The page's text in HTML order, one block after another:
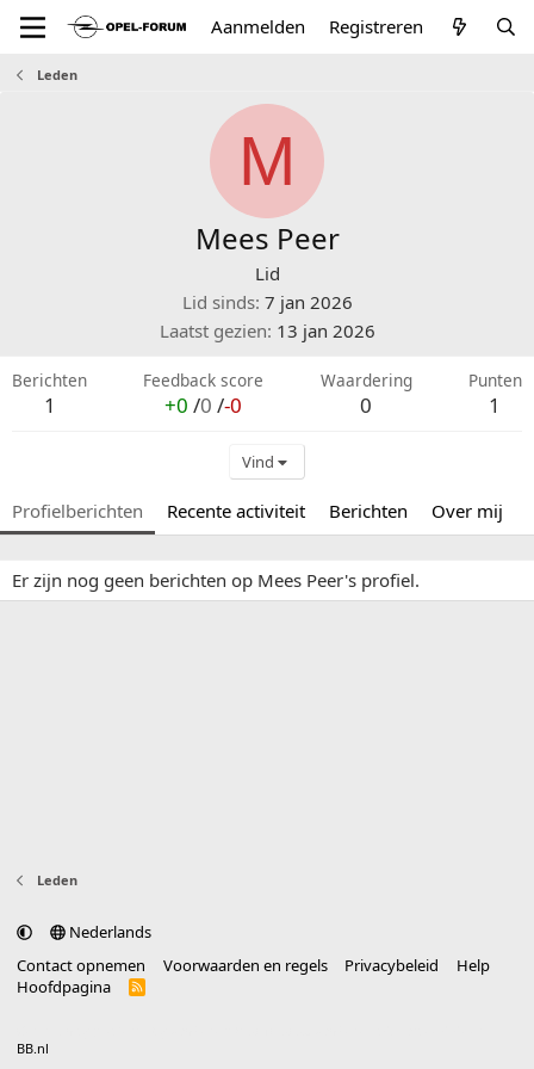
Aanmelden Registreren
Leden
M
Mees Peer
Lid
Lid sinds 7 jan 2026
Laatst gezien 13 jan 2026
Berichten
1
Feedback score
+0 /0 /-0
Waardering
0
Punten
1
Vind
Profielberichten Recente activiteit Berichten Over mij
Er zijn nog geen berichten op Mees Peer's profiel.
Leden
Nederlands
Contact opnemen
Voorwaarden en regels Privacybeleid
Help
Hoofdpagina
R
BB.nl